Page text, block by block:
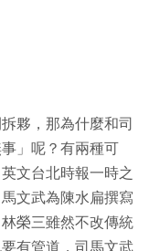
夥，那為什麼和司
」呢？有兩種可
文台北時報一時之
文武為陳水扁撰寫
榮三雖然不改傳統
有管道，司馬文武